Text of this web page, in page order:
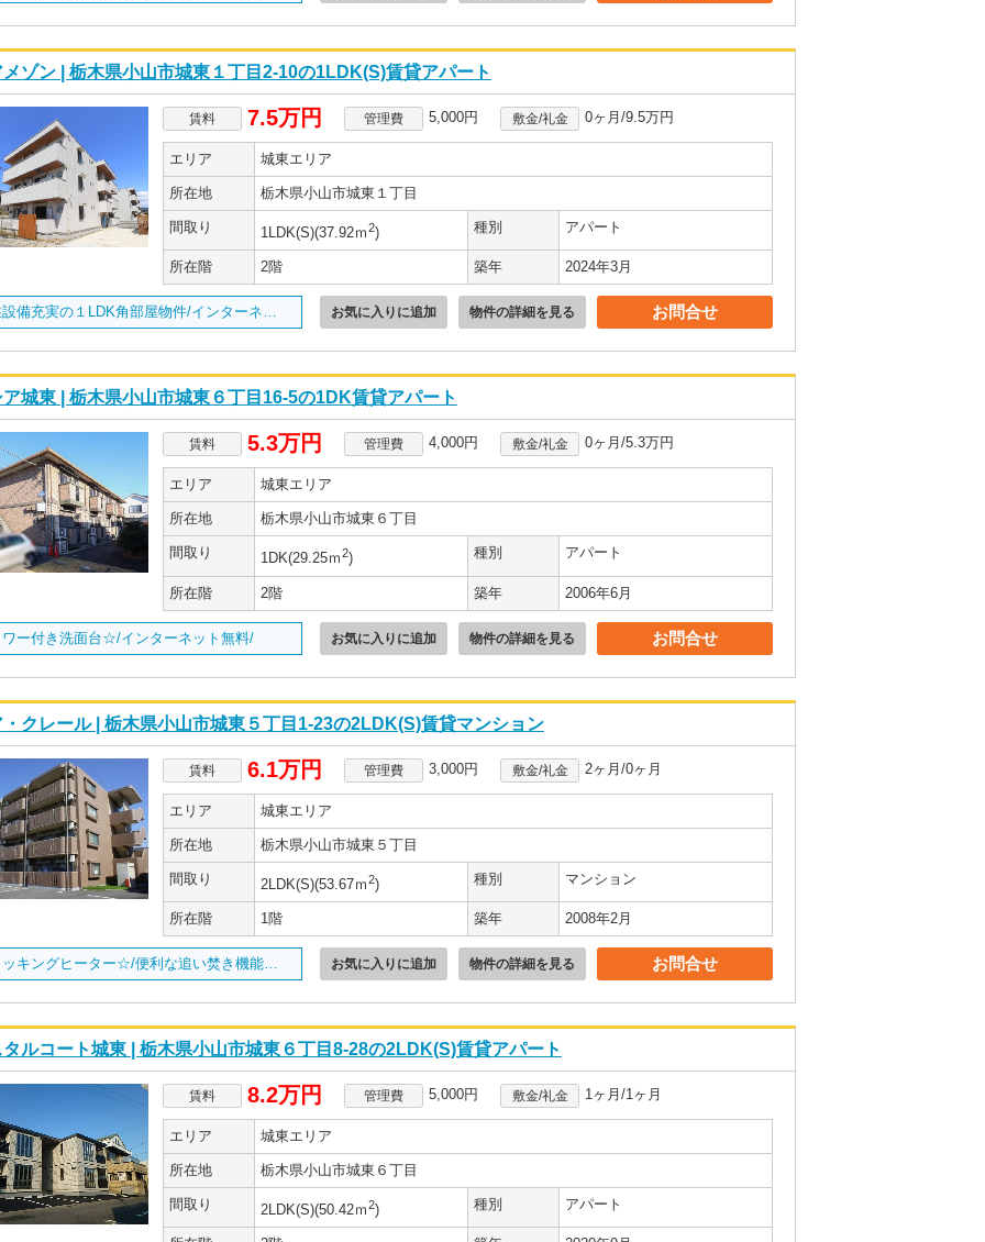
ゾン | 栃木県小山市城東１丁目2-10の1LDK(S)賃貸アパート
賃料 7.5万円 管理費 5,000円 敷金/礼金 0ヶ月/9.5万円
エリア 城東エリア
所在地 栃木県小山市城東１丁目
間取り 1LDK(S)(37.92ｍ2) 種別 アパート
所在階 2階 築年 2024年3月
居住設備充実の１LDK角部屋物件/インターネット無料☆/ お問合せ
物件の詳細を見る
お気に入りに追加
城東 | 栃木県小山市城東６丁目16-5の1DK賃貸アパート
賃料 5.3万円 管理費 4,000円 敷金/礼金 0ヶ月/5.3万円
エリア 城東エリア
所在地 栃木県小山市城東６丁目
間取り 1DK(29.25ｍ2) 種別 アパート
所在階 2階 築年 2006年6月
ワー付き洗面台☆/インターネット無料/ お問合せ
物件の詳細を見る
お気に入りに追加
クレール | 栃木県小山市城東５丁目1-23の2LDK(S)賃貸マンション
賃料 6.1万円 管理費 3,000円 敷金/礼金 2ヶ月/0ヶ月
エリア 城東エリア
所在地 栃木県小山市城東５丁目
間取り 2LDK(S)(53.67ｍ2) 種別 マンション
所在階 1階 築年 2008年2月
お問合せ
物件の詳細を見る
お気に入りに追加
ルコート城東 | 栃木県小山市城東６丁目8-28の2LDK(S)賃貸アパート
賃料 8.2万円 管理費 5,000円 敷金/礼金 1ヶ月/1ヶ月
エリア 城東エリア
所在地 栃木県小山市城東６丁目
間取り 2LDK(S)(50.42ｍ2) 種別 アパート